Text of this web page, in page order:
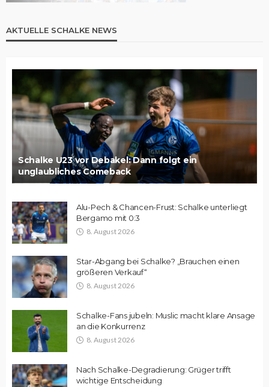
AKTUELLE SCHALKE NEWS
Schalke U23 vor Debakel: Dann folgt ein
unglaubliches Comeback
Alu-Pech & Chancen-Frust: Schalke unterliegt
Bergamo mit 0:3
8. August 2026
Star-Abgang bei Schalke? „Brauchen einen
größeren Verkauf“
8. August 2026
Schalke-Fans jubeln: Muslic macht klare Ansage
an die Konkurrenz
8. August 2026
Nach Schalke-Degradierung: Grüger trifft
wichtige Entscheidung